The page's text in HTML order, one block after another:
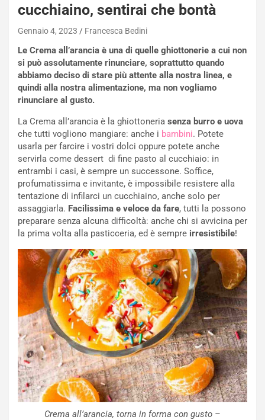
cucchiaino, sentirai che bontà
Gennaio 4, 2023 Francesca Bedini
Le Crema all’arancia è una di quelle ghiottonerie a cui non
si può assolutamente rinunciare, soprattutto quando
abbiamo deciso di stare più attente alla nostra linea, e
quindi alla nostra alimentazione, ma non vogliamo
rinunciare al gusto.
La Crema all’arancia è la ghiottoneria senza burro e uova
che tutti vogliono mangiare: anche i bambini. Potete
usarla per farcire i vostri dolci oppure potete anche
servirla come dessert di fine pasto al cucchiaio: in
entrambi i casi, è sempre un successone. Soffice,
profumatissima e invitante, è impossibile resistere alla
tentazione di infilarci un cucchiaino, anche solo per
assaggiarla. Facilissima e veloce da fare, tutti la possono
preparare senza alcuna difficoltà: anche chi si avvicina per
la prima volta alla pasticceria, ed è sempre irresistibile!
Crema all’arancia, torna in forma con gusto –